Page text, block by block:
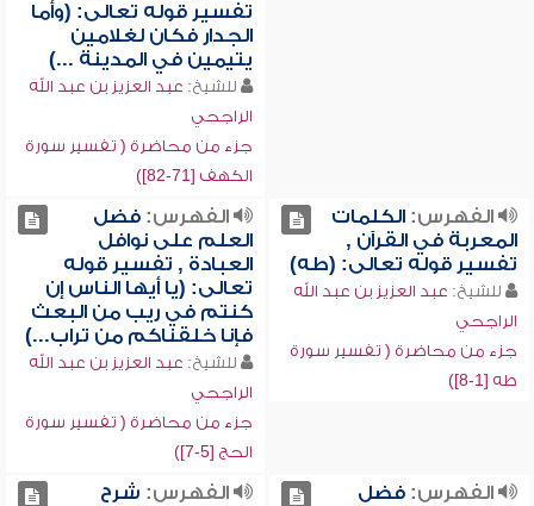
تفسير قوله تعالى: (وأما
الجدار فكان لغلامين
يتيمين في المدينة ...)
للشيخ: عبد العزيز بن عبد الله
الراجحي
جزء من محاضرة ( تفسير سورة
الكهف [71-82])
الفهرس:الكلمات
المعربة في القرآن ,
تفسير قوله تعالى: (طه)
للشيخ: عبد العزيز بن عبد الله
الراجحي
جزء من محاضرة ( تفسير سورة
طه [1-8])
الفهرس:فضل
العلم على نوافل
العبادة , تفسير قوله
تعالى: (يا أيها الناس إن
كنتم في ريب من البعث
فإنا خلقناكم من تراب...)
للشيخ: عبد العزيز بن عبد الله
الراجحي
جزء من محاضرة ( تفسير سورة
الحج [5-7])
الفهرس:فضل الفهرس: شرح